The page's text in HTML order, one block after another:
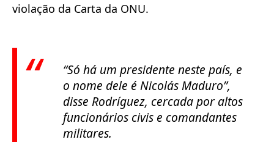
violação da Carta da ONU.
“Só há um presidente neste país, e
o nome dele é Nicolás Maduro”,
disse Rodríguez, cercada por altos
funcionários civis e comandantes
militares.